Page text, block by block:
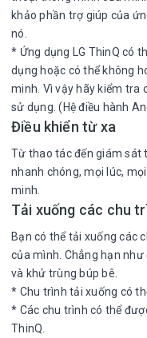
khảo phần trợ giúp của
nó.
* Ứng dụng LG ThinQ có
dụng hoặc có thể không
minh. Vì vậy hãy kiểm tra
sử dụng. (Hệ điều hành
Điều khiển từ xa
Từ thao tác đến giám sát
nhanh chóng, mọi lúc,
minh.
Tải xuống các chu
Bạn có thể tải xuống các
của mình. Chẳng hạn
và khử trùng búp bê.
* Chu trình tải xuống có
* Các chu trình có thể
ThinQ.